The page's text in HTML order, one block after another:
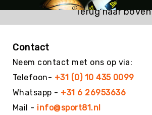
Mountainbiken
Pickleball
Pilates
Poull
Terug naar boven
Contact
Neem contact met ons op via:
Telefoon- +31 (0) 10 435 0099
Whatsapp - +31 6 26953636
Mail - info@sport81.nl